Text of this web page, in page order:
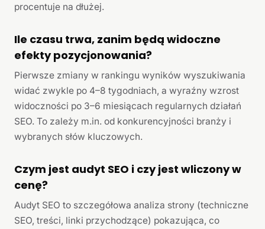
procentuje na dłużej.
Ile czasu trwa, zanim będą widoczne
efekty pozycjonowania?
Pierwsze zmiany w rankingu wyników wyszukiwania
widać zwykle po 4–8 tygodniach, a wyraźny wzrost
widoczności po 3–6 miesiącach regularnych działań
SEO. To zależy m.in. od konkurencyjności branży i
wybranych słów kluczowych.
Czym jest audyt SEO i czy jest wliczony w
cenę?
Audyt SEO to szczegółowa analiza strony (techniczne
SEO, treści, linki przychodzące) pokazująca, co